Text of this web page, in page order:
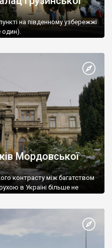
на південному узбережжі
один).
Мордовської
контрасту між багатством
в Україні більше не